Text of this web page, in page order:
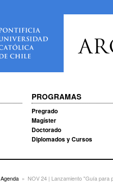
PROGRAMAS
Pregrado
Magíster
Doctorado
Diplomados y Cursos
Agenda NOV 24 | Lanzamiento "Guía